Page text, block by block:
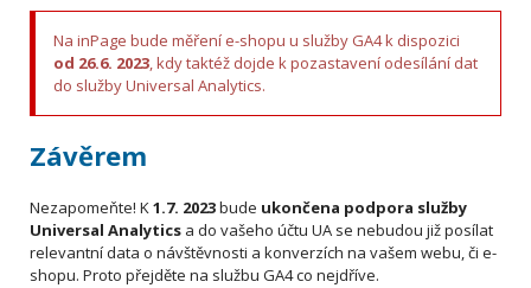
Na inPage bude měření e-shopu u služby GA4 k dispozici
od 26.6. 2023, kdy taktéž dojde k pozastavení odesílání dat
do služby Universal Analytics.
Závěrem
Nezapomeňte! K1.7. 2023bude ukončena podpora služby
Universal Analytics a do vašeho účtu UA se nebudou již posílat
relevantní data o návštěvnosti a konverzích na vašem webu, či e-
shopu. Proto přejděte na službu GA4 co nejdříve.